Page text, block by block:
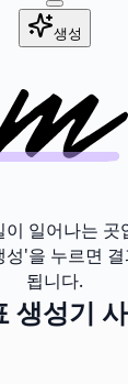
생성
이 일어나는 곳
'을 누르면
됩니다.
생성기